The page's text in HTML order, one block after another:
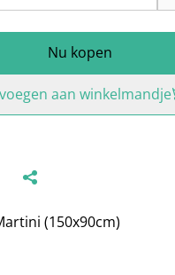
Nu kopen
aan winkelmandje
(150x90cm)